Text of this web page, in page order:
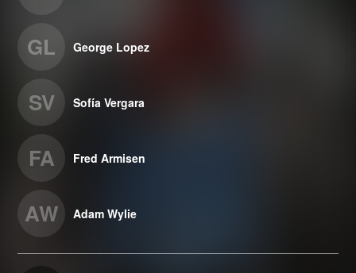
GL George Lopez
SV Sofía Vergara
FA Fred Armisen
AW Adam Wylie